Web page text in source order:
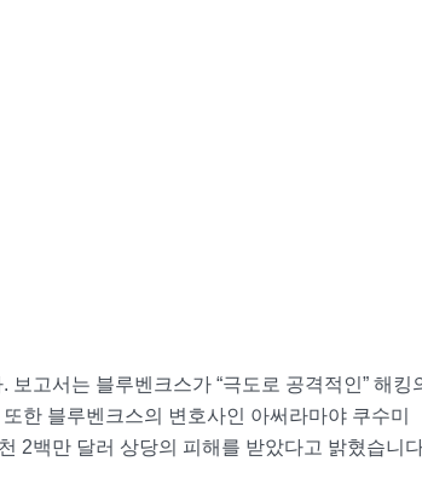
고서는 블루벤크스가 “극도로 공격적인” 해킹
한 블루벤크스의 변호사인 아써라마야 쿠수미
2백만 달러 상당의 피해를 받았다고 밝혔습니